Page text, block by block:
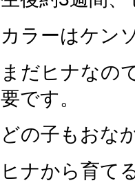
カラーはケン
まだヒナなの
要です。
どの子もおな
ヒナから育て